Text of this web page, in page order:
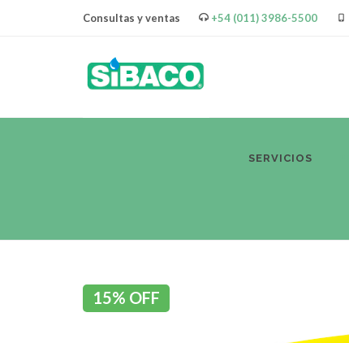
Consultas y ventas +54 (011) 3986-5500
SERVICIOS
15% OFF